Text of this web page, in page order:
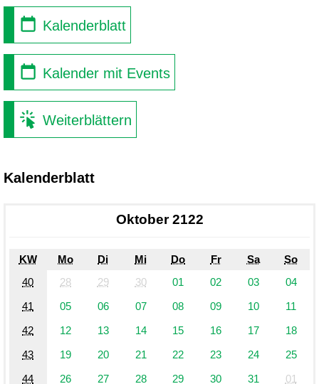
Kalenderblatt
Kalender mit Events
Weiterblättern
Kalenderblatt
Oktober 2122
KW Mo Di Mi Do Fr Sa
So
40
28 29 30 01 02 03
04
41
05 06 07 08 09 10
11
42
12 13 14 15 16 17
18
43
19 20 21 22 23 24
25
44
26 27 28 29 30 31 01